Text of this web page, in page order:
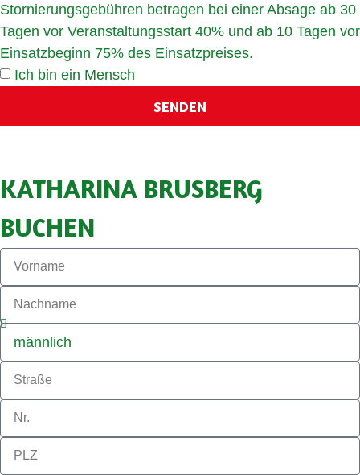
Stornierungsgebühren betragen bei einer Absage ab 30
Tagen vor Veranstaltungsstart 40% und ab 10 Tagen vor
Einsatzbeginn 75% des Einsatzpreises.
Ich bin ein Mensch
SENDEN
KATHARINA BRUSBERG
BUCHEN